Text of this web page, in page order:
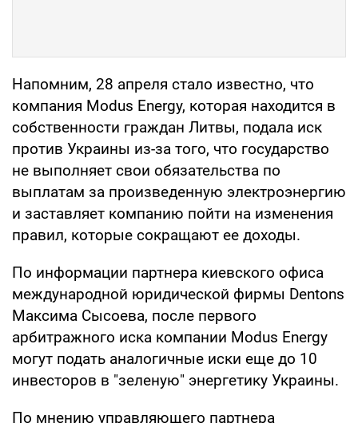
Напомним, 28 апреля стало известно, что
компания Modus Energy, которая находится в
собственности граждан Литвы, подала иск
против Украины из-за того, что государство
не выполняет свои обязательства по
выплатам за произведенную электроэнергию
и заставляет компанию пойти на изменения
правил, которые сокращают ее доходы.
По информации партнера киевского офиса
международной юридической фирмы Dentons
Максима Сысоева, после первого
арбитражного иска компании Modus Energy
могут подать аналогичные иски еще до 10
инвесторов в "зеленую" энергетику Украины.
По мнению управляющего партнера